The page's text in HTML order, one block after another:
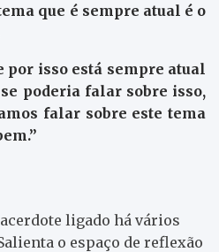
que é sempre atual é o
por isso está sempre atual
poderia falar sobre isso,
falar sobre este tema
ligado há vários
o espaço de reflexão